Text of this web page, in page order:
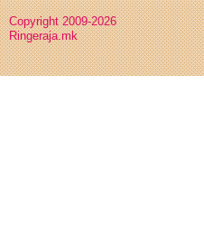
Copyright 2009-2026
Ringeraja.mk